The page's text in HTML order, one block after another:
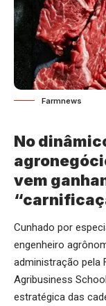
Farmnews
No
vem
Cunhado por
engenheiro
administração pela
Agribusiness
estratégica das